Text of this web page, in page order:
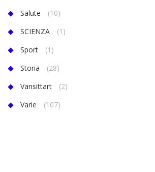
Salute
(10)
SCIENZA
(1)
Sport
(1)
Storia
(28)
Vansittart
(2)
Varie
(107)